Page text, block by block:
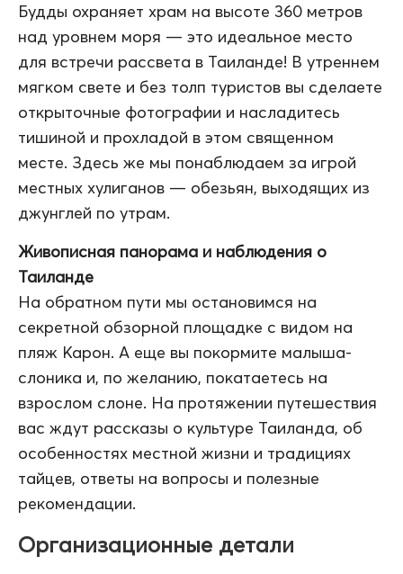
Будды охраняет храм на высоте 360 метров
над уровнем моря — это идеальное место
для встречи рассвета в Таиланде! В утреннем
мягком свете и без толп туристов вы сделаете
открыточные фотографии и насладитесь
тишиной и прохладой в этом священном
месте. Здесь же мы понаблюдаем за игрой
местных хулиганов — обезьян, выходящих из
джунглей по утрам.
Живописная панорама и наблюдения о
Таиланде
На обратном пути мы остановимся на
секретной обзорной площадке с видом на
пляж Карон. А еще вы покормите малыша-
слоника и, по желанию, покатаетесь на
взрослом слоне. На протяжении путешествия
вас ждут рассказы о культуре Таиланда, об
особенностях местной жизни и традициях
тайцев, ответы на вопросы и полезные
рекомендации.
Организационные детали